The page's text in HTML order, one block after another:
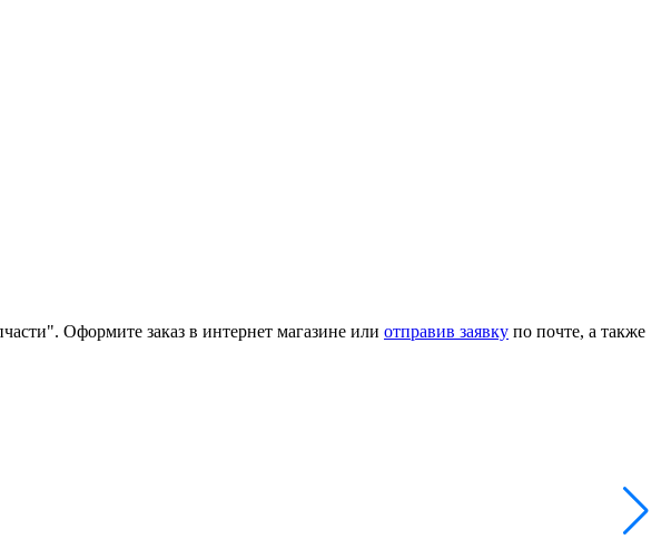
Оформите заказ в интернет магазине или отправив заявку по почте, а также